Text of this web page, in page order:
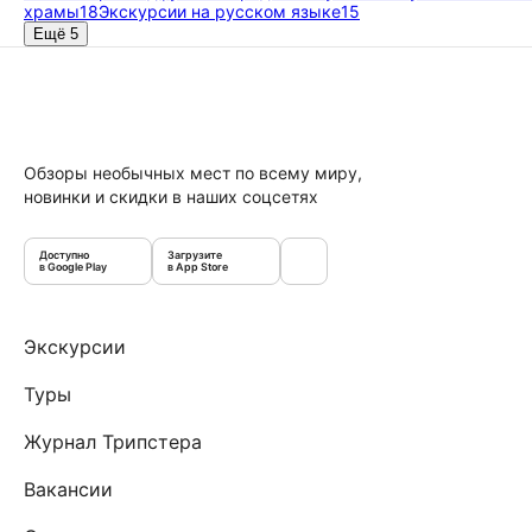
храмы18Экскурсии на русском языке15
Ещё 5
Обзоры необычных мест по всему миру,
новинки и скидки в наших соцсетях
Доступно
в Google Play
Загрузите
в App Store
Экскурсии
Туры
Журнал Трипстера
Вакансии